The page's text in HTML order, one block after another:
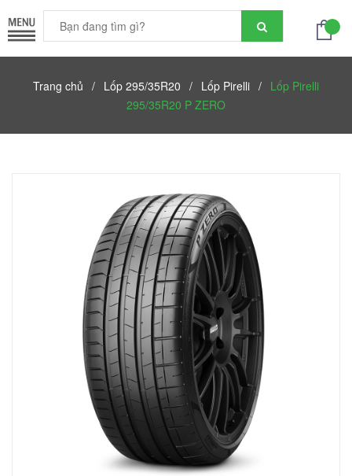
Trang chủ / Lốp 295/35R20 / Lốp Pirelli / Lốp Pirelli
295/35R20 P ZERO